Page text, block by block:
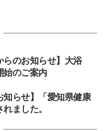
らのお知らせ】大浴
のご案内
知らせ】「愛知県健康
ました。